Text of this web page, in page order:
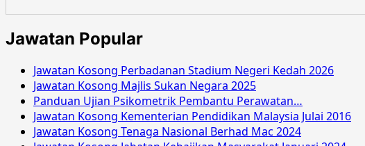
Jawatan Popular
Jawatan Kosong Perbadanan Stadium Negeri Kedah 2026
Jawatan Kosong Majlis Sukan Negara 2025
Panduan Ujian Psikometrik Pembantu Perawatan…
Jawatan Kosong Kementerian Pendidikan Malaysia Julai 2016
Jawatan Kosong Tenaga Nasional Berhad Mac 2024